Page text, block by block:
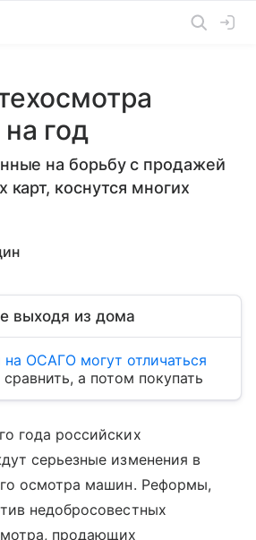
год
на борьбу с продажей
карт, коснутся многих
выходя из дома
ОСАГО могут отличаться
а потом покупать
года российских
серьезные изменения в
осмотра машин. Реформы,
недобросовестных
продающих